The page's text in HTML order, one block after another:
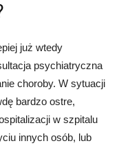
już wtedy
psychiatryczna
choroby. W sytuacji
bardzo ostre,
w szpitalu
innych osób, lub